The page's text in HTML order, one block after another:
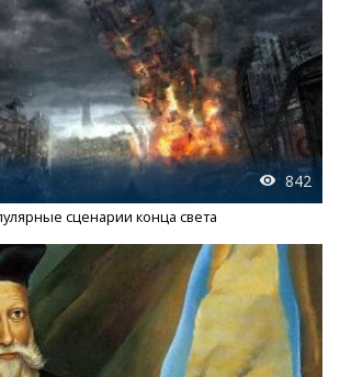
842
сценарии конца света